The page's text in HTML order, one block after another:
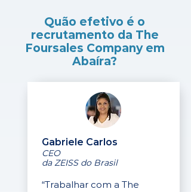
Quão efetivo é o
recrutamento da The
Foursales Company em
Abaíra?
Gabriele Carlos
CEO
da ZEISS do Brasil
“Trabalhar com a The